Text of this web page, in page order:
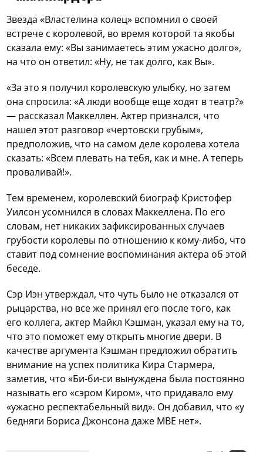
Звезда «Властелина колец» вспомнил о своей
встрече с королевой, во время которой та якобы
сказала ему: «Вы занимаетесь этим ужасно долго»,
на что он ответил: «Ну, не так долго, как Вы».
«За это я получил королевскую улыбку, но затем
она спросила: «А люди вообще еще ходят в театр?»
— рассказал Маккеллен. Актер признался, что
нашел этот разговор «чертовски грубым»,
предположив, что на самом деле королева хотела
сказать: «Всем плевать на тебя, как и мне. А теперь
проваливай!».
Тем временем, королевский биограф Кристофер
Уилсон усомнился в словах Маккеллена. По его
словам, нет никаких зафиксированных случаев
грубости королевы по отношению к кому-либо, что
ставит под сомнение воспоминания актера об этой
беседе.
Сэр Иэн утверждал, что чуть было не отказался от
рыцарства, но все же принял его после того, как
его коллега, актер Майкл Кэшман, указал ему на то,
что это поможет ему открыть многие двери. В
качестве аргумента Кэшман предложил обратить
внимание на успех политика Кира Стармера,
заметив, что «Би-би-си вынуждена была постоянно
называть его «сэром Киром», что придавало ему
«ужасно респектабельный вид». Он добавил, что «у
бедняги Бориса Джонсона даже MBE нет».